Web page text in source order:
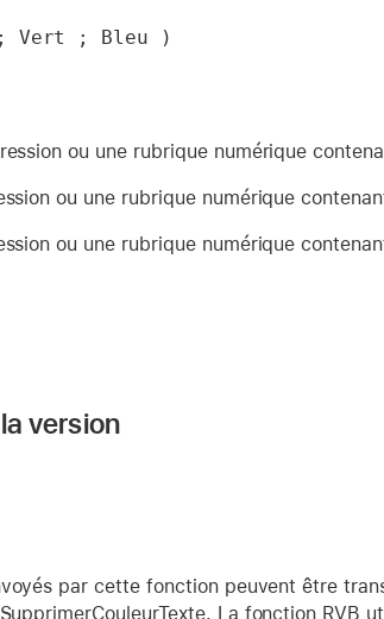
; Vert ; Bleu )
ou une rubrique numérique
ou une rubrique numérique
ou une rubrique numérique
version
par cette fonction peuvent être
La fonction